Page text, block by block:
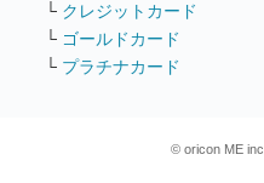
└ クレジットカード
└ ゴールドカード
└ プラチナカード
© oricon ME inc.